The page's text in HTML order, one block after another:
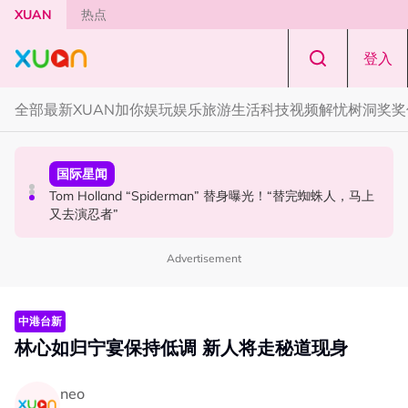
Skip to main content
XUAN 热点
登入
全部最新XUAN加你娱玩娱乐旅游生活科技视频解忧树洞奖
本地星闻
Henn国贤 “Aunty Henn 脱口秀专场 《笑笑笑笑丧》”！10
月31日登场
国际星闻
Tom Holland “Spiderman” 替身曝光！“替完蜘蛛人，马上
又去演忍者”
中港台新
范玮琪大马开唱！一家四口来马 黑人公开寻美食介绍“可以
推荐一下吗？”
Advertisement
中港台新
林心如归宁宴保持低调 新人将走秘道现身
neo